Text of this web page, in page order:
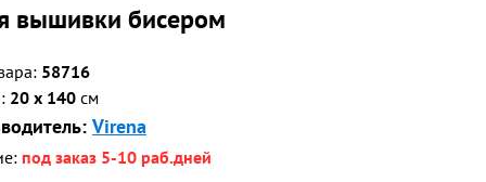
вышивки бисером
58716
20 x 140см
Virena
под заказ 5-10 раб.дней